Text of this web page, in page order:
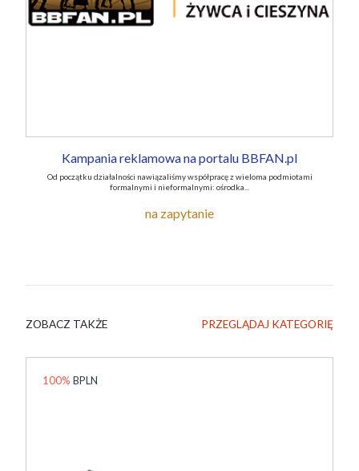
Kampania reklamowa na portalu BBFAN.pl
Od początku działalności nawiązaliśmy współpracę z wieloma podmiotami
formalnymi i nieformalnymi: ośrodka...
na zapytanie
ZOBACZ TAKŻE PRZEGLĄDAJ KATEGORIĘ
100% BPLN